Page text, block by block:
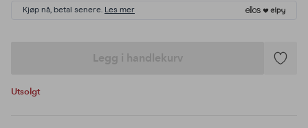
Kjøp nå, betal senere. Les mer
Legg i handlekurv
Legg
Utsolgt